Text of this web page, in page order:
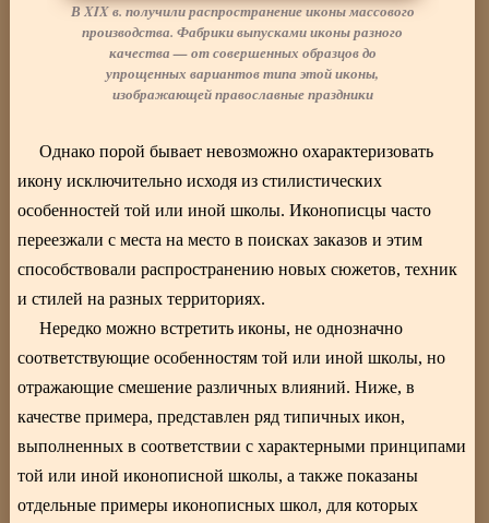
В XIX в. получили распространение иконы массового
производства. Фабрики выпусками иконы разного
качества — от совершенных образцов до
упрощенных вариантов типа этой иконы,
изображающей православные праздники
Однако порой бывает невозможно охарактеризовать
икону исключительно исходя из стилистических
особенностей той или иной школы. Иконописцы часто
переезжали с места на место в поисках заказов и этим
способствовали распространению новых сюжетов, техник
и стилей на разных территориях.
Нередко можно встретить иконы, не однозначно
соответствующие особенностям той или иной школы, но
отражающие смешение различных влияний. Ниже, в
качестве примера, представлен ряд типичных икон,
выполненных в соответствии с характерными принципами
той или иной иконописной школы, а также показаны
отдельные примеры иконописных школ, для которых